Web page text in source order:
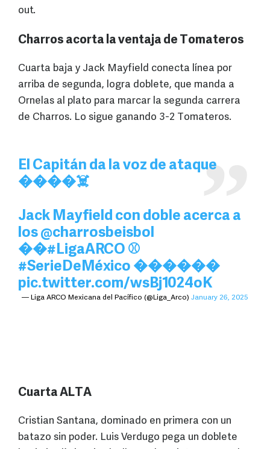
out.
Charros acorta la ventaja de Tomateros
Cuarta baja y Jack Mayfield conecta línea por
arriba de segunda, logra doblete, que manda a
Ornelas al plato para marcar la segunda carrera
de Charros. Lo sigue ganando 3-2 Tomateros.
El Capitán da la voz de ataque
����☠️
Jack Mayfield con doble acerca a
los @charrosbeisbol
��#LigaARCO ⚾
#SerieDeMéxico ������
pic.twitter.com/wsBj1024oK
— Liga ARCO Mexicana del Pacífico (@Liga_Arco) January 26, 2025
Cuarta ALTA
Cristian Santana, dominado en primera con un
batazo sin poder. Luis Verdugo pega un doblete